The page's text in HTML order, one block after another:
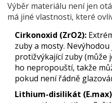
Výběr materiálu není jen
má jiné vlastnosti, které
Cirkonoxid (ZrO2):
zuby a mosty.
protižvýkající zuby (může
ho nepropouští, takže
pokud není řádně
Lithium-disilikát